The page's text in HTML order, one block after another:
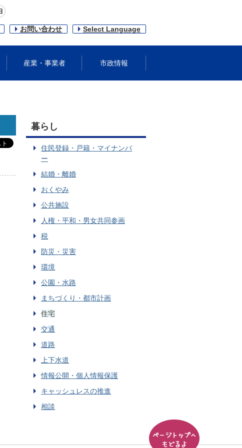
お問い合わせ Select Language
産業・事業者 市政情報
暮らし
住民登録・戸籍・マイナンバ
ー
結婚・離婚
おくやみ
公共施設
人権・平和・男女共同参画
税
防災・災害
環境
公園・水路
まちづくり・都市計画
住宅
交通
道路
上下水道
情報公開・個人情報保護
キャッシュレスの推進
相談